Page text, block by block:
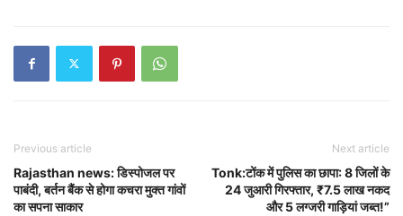
Previous article
Rajasthan news: डिस्पोजल पर
पाबंदी, बर्तन बैंक से होगा कचरा मुक्त गांवों
का सपना साकार
Next article
Tonk:टोंक में पुलिस का छापा: 8 जिलों के
24 जुआरी गिरफ्तार, ₹7.5 लाख नकद
और 5 लग्जरी गाड़ियां जब्त!”